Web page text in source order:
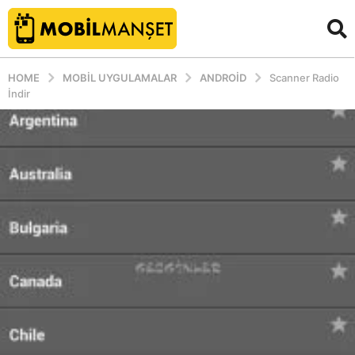
HOME MOBIL UYGULAMALAR ANDROID
Scanner Radio
İndir